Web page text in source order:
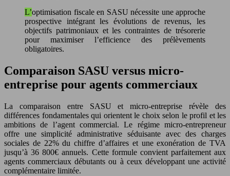
L’optimisation fiscale en SASU nécessite une approche
prospective intégrant les évolutions de revenus, les
objectifs patrimoniaux et les contraintes de trésorerie
pour maximiser l’efficience des prélèvements
obligatoires.
Comparaison SASU versus micro-
entreprise pour agents commerciaux
La comparaison entre SASU et micro-entreprise révèle des
différences fondamentales qui orientent le choix selon le profil et les
ambitions de l’agent commercial. Le régime micro-entrepreneur
offre une simplicité administrative séduisante avec des charges
sociales de 22% du chiffre d’affaires et une exonération de TVA
jusqu’à 36 800€ annuels. Cette formule convient parfaitement aux
agents commerciaux débutants ou à ceux développant une activité
complémentaire limitée.